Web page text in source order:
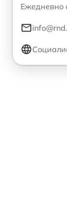
Ежедневно